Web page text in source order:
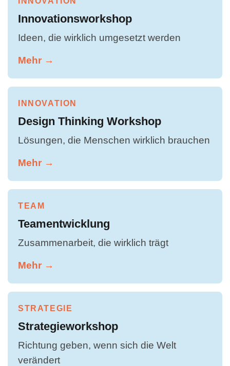
Innovationsworkshop
Ideen, die wirklich umgesetzt werden
Mehr →
INNOVATION
Design Thinking Workshop
Lösungen, die Menschen wirklich brauchen
Mehr →
TEAM
Teamentwicklung
Zusammenarbeit, die wirklich trägt
Mehr →
STRATEGIE
Strategieworkshop
Richtung geben, wenn sich die Welt
verändert